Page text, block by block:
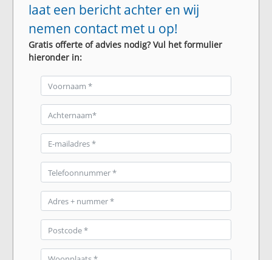
laat een bericht achter en wij
nemen contact met u op!
Gratis offerte of advies nodig? Vul het formulier
hieronder in: